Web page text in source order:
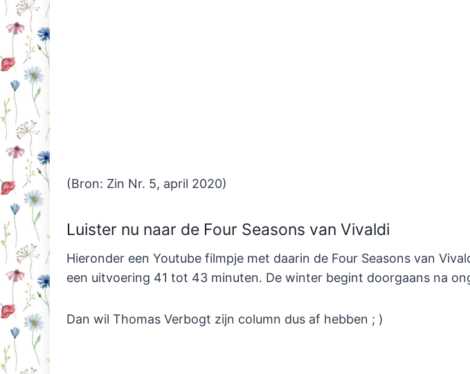
(Bron: Zin Nr. 5, april 2020)
Luister nu naar de Four Seasons van Vivaldi
Hieronder een Youtube filmpje met daarin de Four Seasons van
een uitvoering 41 tot 43 minuten. De winter begint doorgaans na
Dan wil Thomas Verbogt zijn column dus af hebben ; )